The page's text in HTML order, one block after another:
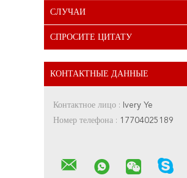
СЛУЧАИ
СПРОСИТЕ ЦИТАТУ
КОНТАКТНЫЕ ДАННЫЕ
Контактное лицо : Ivery Ye
Номер телефона : 17704025189